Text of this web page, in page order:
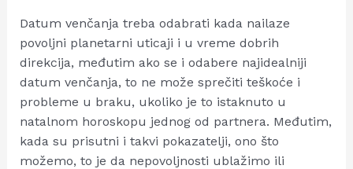
Datum venčanja treba odabrati kada nailaze
povoljni planetarni uticaji i u vreme dobrih
direkcija, međutim ako se i odabere najidealniji
datum venčanja, to ne može sprečiti teškoće i
probleme u braku, ukoliko je to istaknuto u
natalnom horoskopu jednog od partnera. Međutim,
kada su prisutni i takvi pokazatelji, ono što
možemo, to je da nepovoljnosti ublažimo ili